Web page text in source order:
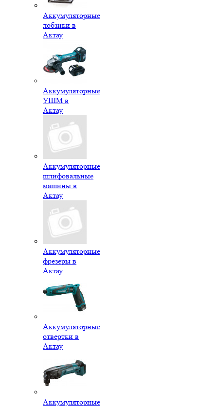
Аккумуляторные
лобзики в
Актау
Аккумуляторные
УШМ в
Актау
Аккумуляторные
шлифовальные
машины в
Актау
Аккумуляторные
фрезеры в
Актау
Аккумуляторные
отвертки в
Актау
Аккумуляторные